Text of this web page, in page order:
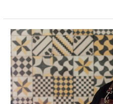
ARMAZÉM
DAS
OFICINAS
TRAZ
CURSO
BÁSICO
DE